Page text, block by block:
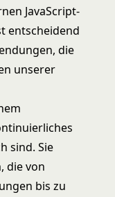
JavaScript-
entscheidend
die
unserer
sind. Sie
die von
bis zu